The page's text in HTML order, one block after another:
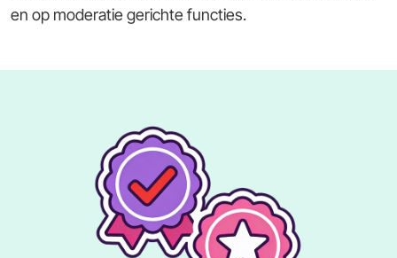
en op moderatie gerichte functies.